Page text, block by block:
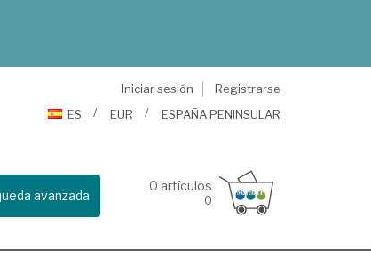
Iniciar sesión
Registrarse
ES
EUR ESPAÑA PENINSULAR
avanzada
0 artículos
0